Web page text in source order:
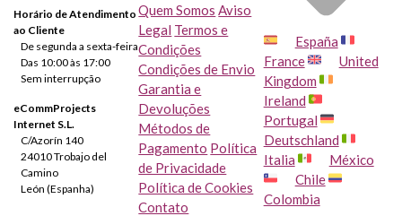
Horário de Atendimento
ao Cliente
De segunda a sexta-feira
Das 10:00 às 17:00
Sem interrupção
eCommProjects
Internet S.L.
C/Azorín 140
24010 Trobajo del
Camino
León (Espanha)
Quem Somos Aviso
Legal Termos e
Condições
Condições de Envio
Garantia e
Devoluções
Métodos de
Pagamento Política
de Privacidade
Política de Cookies
Contato
España
France
United
Kingdom
Ireland
Portugal
Deutschland
Italia
México
Chile
Colombia